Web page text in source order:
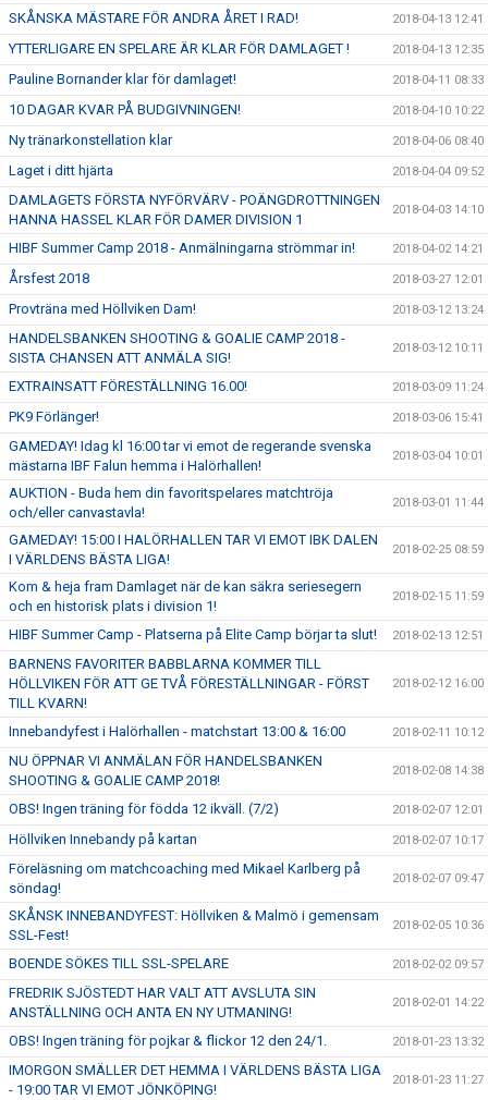
SKÅNSKA MÄSTARE FÖR ANDRA ÅRET I RAD! 2018-04-13 12:41
YTTERLIGARE EN SPELARE ÄR KLAR FÖR DAMLAGET ! 2018-04-13 12:35
Pauline Bornander klar för damlaget! 2018-04-11 08:33
10 DAGAR KVAR PÅ BUDGIVNINGEN! 2018-04-10 10:22
Ny tränarkonstellation klar 2018-04-06 08:40
Laget i ditt hjärta 2018-04-04 09:52
DAMLAGETS FÖRSTA NYFÖRVÄRV - POÄNGDROTTNINGEN
HANNA HASSEL KLAR FÖR DAMER DIVISION 1
2018-04-03 14:10
HIBF Summer Camp 2018 - Anmälningarna strömmar in! 2018-04-02 14:21
Årsfest 2018 2018-03-27 12:01
Provträna med Höllviken Dam! 2018-03-12 13:24
HANDELSBANKEN SHOOTING & GOALIE CAMP 2018 -
SISTA CHANSEN ATT ANMÄLA SIG!
2018-03-12 10:11
EXTRAINSATT FÖRESTÄLLNING 16.00! 2018-03-09 11:24
PK9 Förlänger! 2018-03-06 15:41
GAMEDAY! Idag kl 16:00 tar vi emot de regerande svenska
mästarna IBF Falun hemma i Halörhallen!
2018-03-04 10:01
AUKTION - Buda hem din favoritspelares matchtröja
och/eller canvastavla!
2018-03-01 11:44
GAMEDAY! 15:00 I HALÖRHALLEN TAR VI EMOT IBK DALEN
I VÄRLDENS BÄSTA LIGA!
2018-02-25 08:59
Kom & heja fram Damlaget när de kan säkra seriesegern
och en historisk plats i division 1!
2018-02-15 11:59
HIBF Summer Camp - Platserna på Elite Camp börjar ta slut! 2018-02-13 12:51
BARNENS FAVORITER BABBLARNA KOMMER TILL
HÖLLVIKEN FÖR ATT GE TVÅ FÖRESTÄLLNINGAR - FÖRST
TILL KVARN!
2018-02-12 16:00
Innebandyfest i Halörhallen - matchstart 13:00 & 16:00 2018-02-11 10:12
NU ÖPPNAR VI ANMÄLAN FÖR HANDELSBANKEN
SHOOTING & GOALIE CAMP 2018!
2018-02-08 14:38
OBS! Ingen träning för födda 12 ikväll. (7/2) 2018-02-07 12:01
Höllviken Innebandy på kartan 2018-02-07 10:17
Föreläsning om matchcoaching med Mikael Karlberg på
söndag!
2018-02-07 09:47
SKÅNSK INNEBANDYFEST: Höllviken & Malmö i gemensam
SSL-Fest!
2018-02-05 10:36
BOENDE SÖKES TILL SSL-SPELARE 2018-02-02 09:57
FREDRIK SJÖSTEDT HAR VALT ATT AVSLUTA SIN
ANSTÄLLNING OCH ANTA EN NY UTMANING!
2018-02-01 14:22
OBS! Ingen träning för pojkar & flickor 12 den 24/1. 2018-01-23 13:32
IMORGON SMÄLLER DET HEMMA I VÄRLDENS BÄSTA LIGA
- 19:00 TAR VI EMOT JÖNKÖPING!
2018-01-23 11:27